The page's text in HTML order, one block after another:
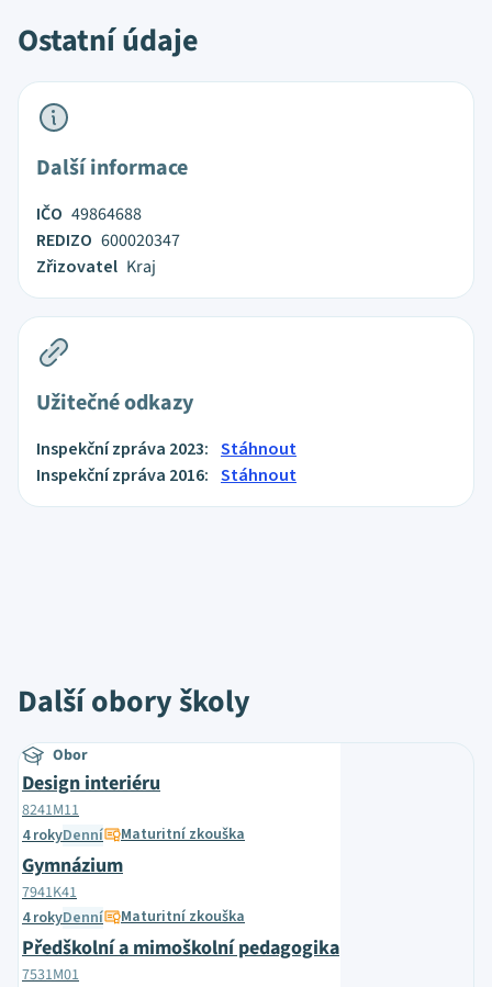
Ostatní údaje
Další informace
IČO 49864688
REDIZO 600020347
Zřizovatel Kraj
Užitečné odkazy
Inspekční zpráva 2023: Stáhnout
Inspekční zpráva 2016: Stáhnout
Další obory školy
Obor
Design interiéru
8241M11
4 rokyDenní Maturitní zkouška
Gymnázium
7941K41
4 rokyDenní Maturitní zkouška
Předškolní a mimoškolní pedagogika
7531M01